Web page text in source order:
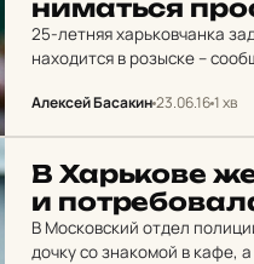
ни­мать­ся
25-летняя харьковчанка
находится в розыске –
Алексей Басакин23.06.161 хв
В Харь­ко­ве
и
В Московский отдел
дочку со знакомой в кафе,